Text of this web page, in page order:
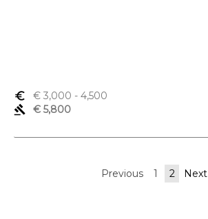
euro_symbol € 3,000 - 4,500
gavel
€ 5,800
Previous 1 2 Next